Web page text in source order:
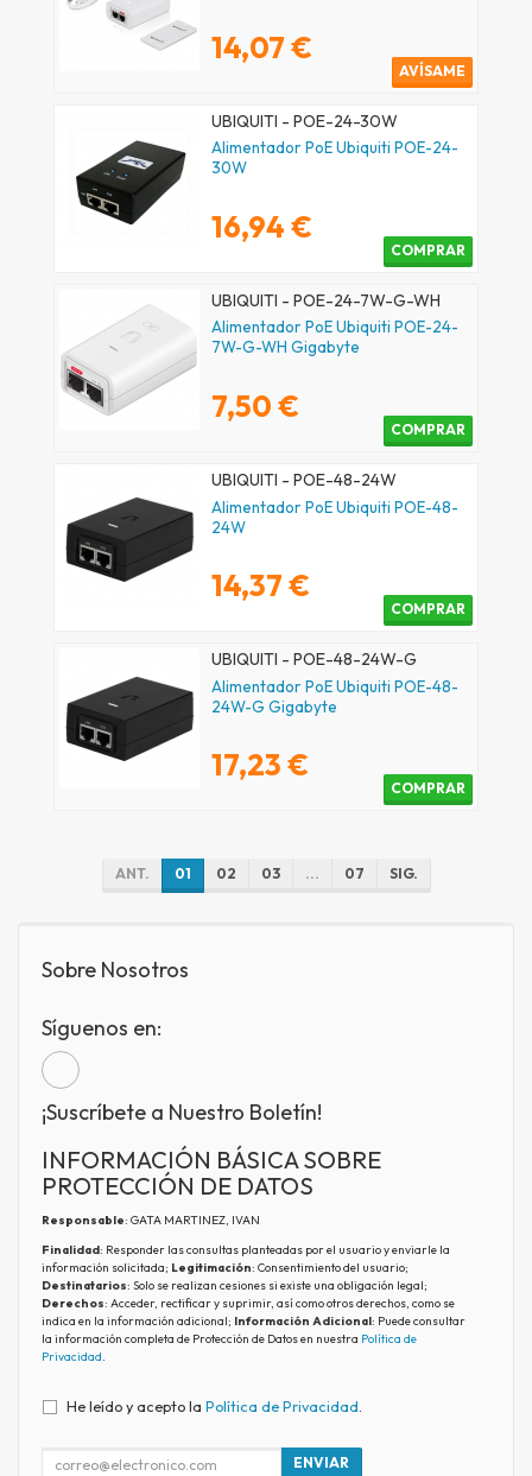
14,07 €
AVÍSAME
UBIQUITI - POE-24-30W
Alimentador PoE Ubiquiti POE-24-
30W
16,94 €
COMPRAR
UBIQUITI - POE-24-7W-G-WH
Alimentador PoE Ubiquiti POE-24-
7W-G-WH Gigabyte
7,50 €
COMPRAR
UBIQUITI - POE-48-24W
Alimentador PoE Ubiquiti POE-48-
24W
14,37 €
COMPRAR
UBIQUITI - POE-48-24W-G
Alimentador PoE Ubiquiti POE-48-
24W-G Gigabyte
17,23 €
COMPRAR
ANT. 01 02 03 ... 07 SIG.
Sobre Nosotros
Síguenos en:
¡Suscríbete a Nuestro Boletín!
INFORMACIÓN BÁSICA SOBRE
PROTECCIÓN DE DATOS
Responsable: GATA MARTINEZ, IVAN
Finalidad: Responder las consultas planteadas por el usuario y enviarle la
información solicitada; Legitimación: Consentimiento del usuario;
Destinatarios: Solo se realizan cesiones si existe una obligación legal;
Derechos: Acceder, rectificar y suprimir, así como otros derechos, como se
indica en la información adicional; Información Adicional: Puede consultar
la información completa de Protección de Datos en nuestra Política de
Privacidad.
He leído y acepto la Política de Privacidad.
ENVIAR